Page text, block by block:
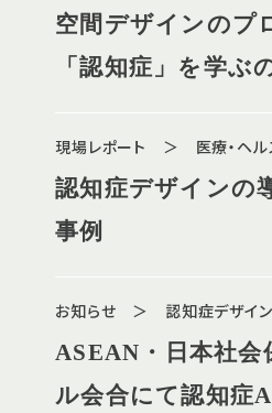
空間デザインのプ
「認知症」を学
るインクルーシブ
現場レポート ＞ 医療・ヘル
認知症デザインの
事例
お知らせ ＞ 認知症デザイン
ASEAN・日本社会
ル会合にて認知症